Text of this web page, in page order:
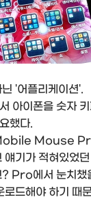
'어플리케이션'.
아이폰을 숫자
했다.
Mouse
기가 적혀있었
? Pro에서 눈치챘
로드해야 하기 때